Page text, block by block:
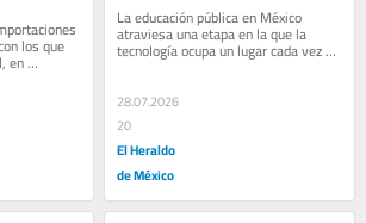
los que
en
de
La educación pública en México
atraviesa una etapa en la que la
tecnología ocupa un lugar cada vez
más relevante. El acceso a internet,
28.07.2026
20
El Heraldo
de México